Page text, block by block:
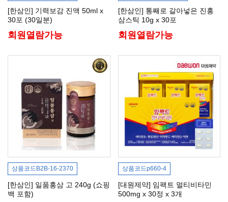
[한삼인] 기력보감 진액 50ml x
30포 (30일분)
회원열람가능
[한삼인] 통째로 갈아넣은 진홍
삼스틱 10g x 30포
회원열람가능
상품코드 B2B-16-2370
[한삼인] 일품홍삼 고 240g (쇼핑
백 포함)
상품코드p660-4
[대원제약] 임팩트 멀티비타민
500mg x 30정 x 3개